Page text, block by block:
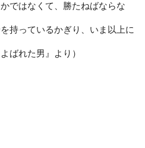
ではなくて、勝たねばならな
持っているかぎり、いま以上に
ばれた男』より）